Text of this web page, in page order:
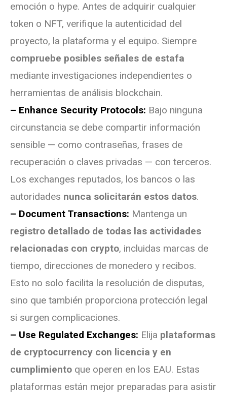
emoción o hype. Antes de adquirir cualquier
token o NFT, verifique la autenticidad del
proyecto, la plataforma y el equipo. Siempre
compruebe posibles señales de estafa
mediante investigaciones independientes o
herramientas de análisis blockchain.
– Enhance Security Protocols: Bajo ninguna
circunstancia se debe compartir información
sensible — como contraseñas, frases de
recuperación o claves privadas — con terceros.
Los exchanges reputados, los bancos o las
autoridades nunca solicitarán estos datos.
– Document Transactions: Mantenga un
registro detallado de todas las actividades
relacionadas con crypto, incluidas marcas de
tiempo, direcciones de monedero y recibos.
Esto no solo facilita la resolución de disputas,
sino que también proporciona protección legal
si surgen complicaciones.
– Use Regulated Exchanges: Elija plataformas
de cryptocurrency con licencia y en
cumplimiento que operen en los EAU. Estas
plataformas están mejor preparadas para asistir